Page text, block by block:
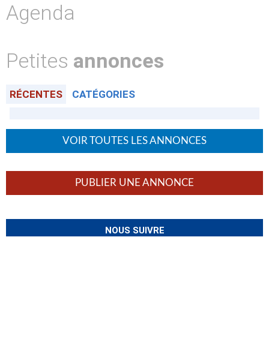
Agenda
Petites annonces
RÉCENTES CATÉGORIES
VOIR TOUTES LES ANNONCES
PUBLIER UNE ANNONCE
NOUS SUIVRE